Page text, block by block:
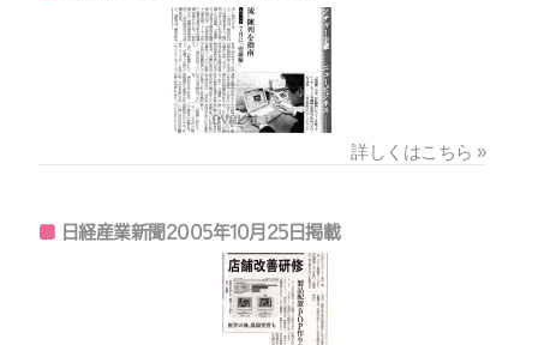
詳しくはこちら »
日経産業新聞2005年10月25日掲載